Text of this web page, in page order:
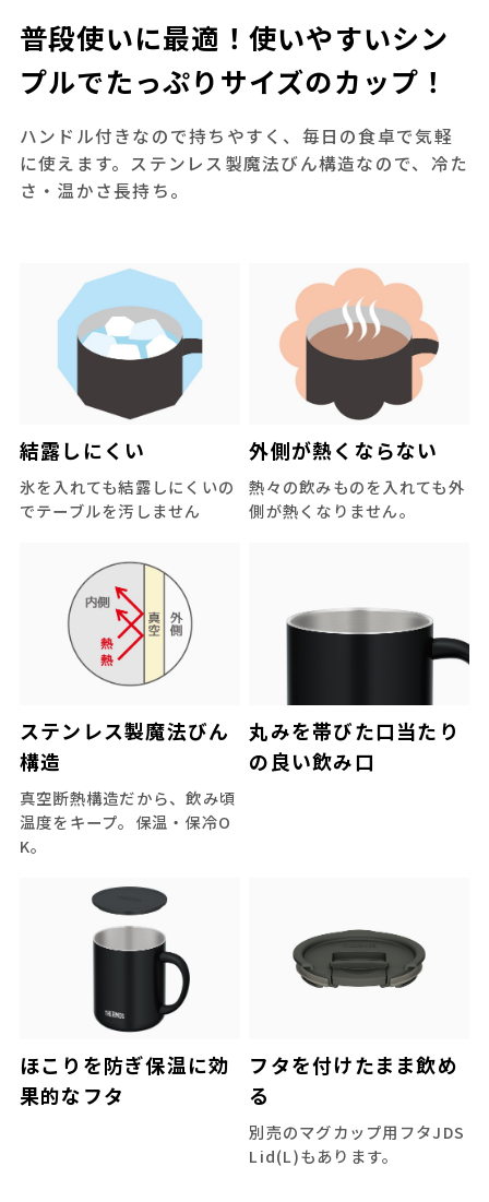
普段使いに最適！使いやすいシン
プルでたっぷりサイズのカップ！
ハンドル付きなので持ちやすく、毎日の食卓で気軽
に使えます。ステンレス製魔法びん構造なので、冷た
さ・温かさ長持ち。
結露しにくい
氷を入れても結露しにくいの
でテーブルを汚しません
外側が熱くならない
熱々の飲みものを入れても外
側が熱くなりません。
ステンレス製魔法びん
構造
真空断熱構造だから、飲み頃
温度をキープ。保温・保冷O
K。
丸みを帯びた口当たり
の良い飲み口
ほこりを防ぎ保温に効
果的なフタ
フタを付けたまま飲め
る
別売のマグカップ用フタJDS
Lid(L)もあります。